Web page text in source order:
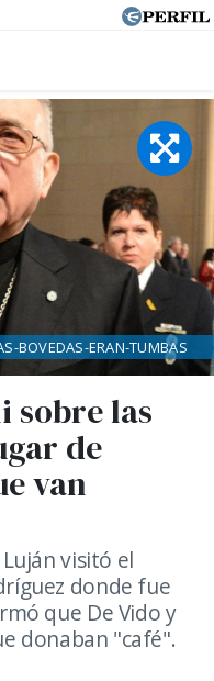
sobre las
de
van
visitó el
donde fue
que De Vido y
donaban "café".
BOVEDAS-ERAN-TUMBAS